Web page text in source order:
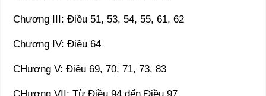
Chương III: Điều 51, 53, 54, 55, 61, 62
Chương IV: Điều 64
CHương V: Điều 69, 70, 71, 73, 83